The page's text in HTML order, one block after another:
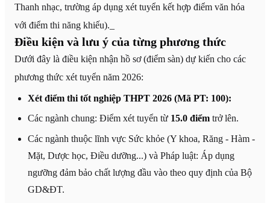
Thanh nhạc, trường áp dụng xét tuyển kết hợp điểm văn hóa
với điểm thi năng khiếu)._
Điều kiện và lưu ý của từng phương thức
Dưới đây là điều kiện nhận hồ sơ (điểm sàn) dự kiến cho các
phương thức xét tuyển năm 2026:
Xét điểm thi tốt nghiệp THPT 2026 (Mã PT: 100):
Các ngành chung: Điểm xét tuyển từ 15.0 điểmtrở lên.
Các ngành thuộc lĩnh vực Sức khỏe (Y khoa, Răng - Hàm -
Mặt, Dược học, Điều dưỡng...) và Pháp luật: Áp dụng
ngưỡng đảm bảo chất lượng đầu vào theo quy định của Bộ
GD&ĐT.